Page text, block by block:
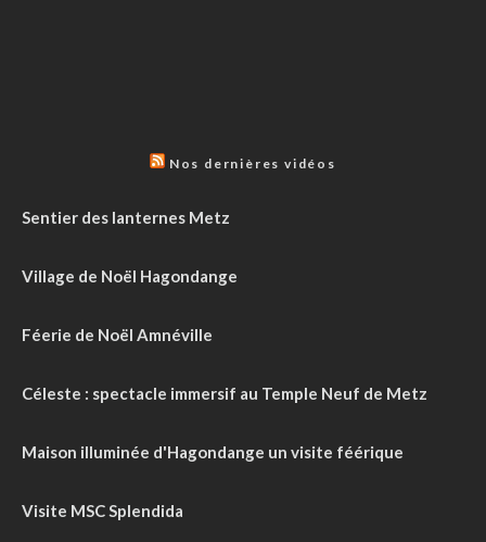
Nos dernières vidéos
Sentier des lanternes Metz
Village de Noël Hagondange
Féerie de Noël Amnéville
Céleste : spectacle immersif au Temple Neuf de Metz
Maison illuminée d'Hagondange un visite féérique
Visite MSC Splendida